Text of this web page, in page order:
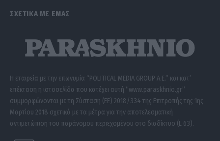
ΣΧΕΤΙΚΑ ΜΕ ΕΜΑΣ
Η εταιρεία με την επωνυμία “POLITICAL MEDIA GROUP A.E.” και κατ’
επέκταση η ιστοσελίδα που κατέχει αυτή “www.paraskhnio.gr”
συμμορφώνονται με τη Σύσταση (ΕΕ) 2018/334 της Επιτροπής της 1ης
Μαρτίου 2018 σχετικά με τα μέτρα για την αποτελεσματική
αντιμετώπιση του παράνομου περιεχομένου στο διαδίκτυο (L 63).